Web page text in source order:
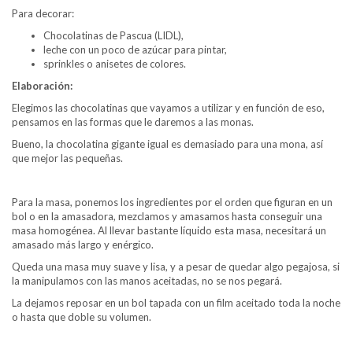
Para decorar:
Chocolatinas de Pascua (LIDL),
leche con un poco de azúcar para pintar,
sprinkles o anisetes de colores.
Elaboración:
Elegimos las chocolatinas que vayamos a utilizar y en función de eso,
pensamos en las formas que le daremos a las monas.
Bueno, la chocolatina gigante igual es demasiado para una mona, así
que mejor las pequeñas.
Para la masa, ponemos los ingredientes por el orden que figuran en un
bol o en la amasadora, mezclamos y amasamos hasta conseguir una
masa homogénea. Al llevar bastante líquido esta masa, necesitará un
amasado más largo y enérgico.
Queda una masa muy suave y lisa, y a pesar de quedar algo pegajosa, si
la manipulamos con las manos aceitadas, no se nos pegará.
La dejamos reposar en un bol tapada con un film aceitado toda la noche
o hasta que doble su volumen.